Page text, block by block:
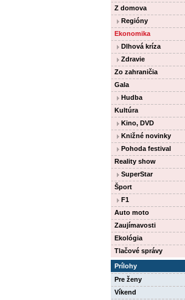
Z domova
Regióny
Ekonomika
Dlhová kríza
Zdravie
Zo zahraničia
Gala
Hudba
Kultúra
Kino, DVD
Knižné novinky
Pohoda festival
Reality show
SuperStar
Šport
F1
Auto moto
Zaujímavosti
Ekológia
Tlačové správy
Prílohy
Pre ženy
Víkend